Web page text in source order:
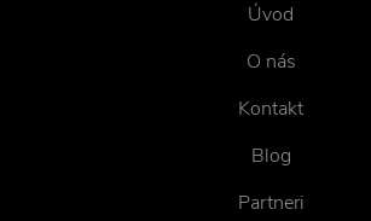
Úvod
O nás
Kontakt
Blog
Partneri